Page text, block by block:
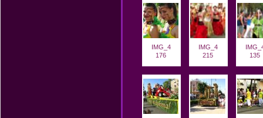
IMG_4
176
IMG_4
215
135